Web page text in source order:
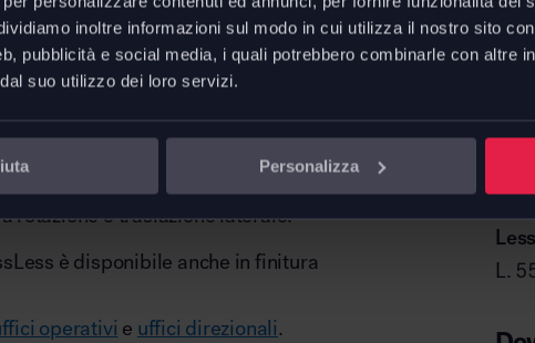
inoltre informazioni sul modo in cui utilizza il nostro sito
pubblicità e social media, i quali potrebbero combinarle con altre
suo utilizzo dei loro servizi.
Personalizza
LessLess Totem appare come un
ed è accessibile mediante
opposti, in modo da ottimizzare
il dispositivo di movimentazione
rotazione e traslazione laterale.
è disponibile anche in finitura
operativi e uffici direzionali.
L.